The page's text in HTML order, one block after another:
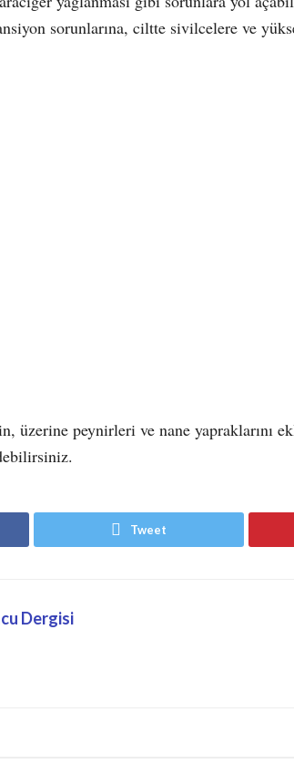
sorunlarına, ciltte sivilcelere ve
üzerine peynirleri ve nane yapraklarını
Tweet
Dergisi